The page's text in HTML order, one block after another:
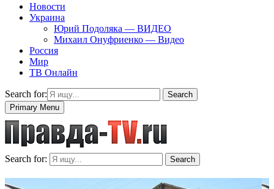
Новости
Украина
Юрий Подоляка — ВИДЕО
Михаил Онуфриенко — Видео
Россия
Мир
ТВ Онлайн
Search for:
Search
Primary Menu
Search for: Search